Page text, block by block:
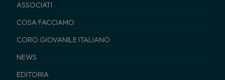
ASSOCIATI
COSA FACCIAMO
CORO GIOVANILE ITALIANO
NEWS
EDITORIA